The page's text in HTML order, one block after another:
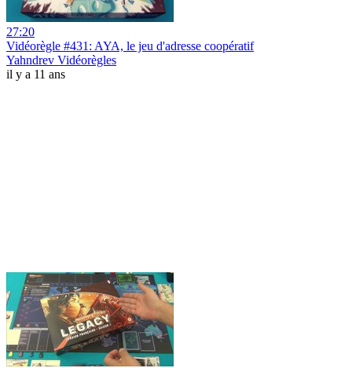
27:20
Vidéorègle #431: AYA, le jeu d'adresse coopératif
Yahndrev Vidéorègles
il y a 11 ans